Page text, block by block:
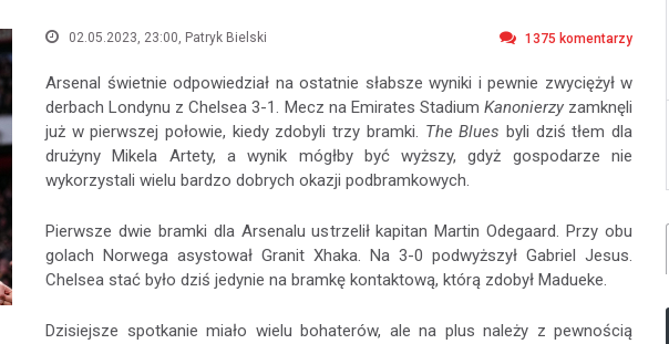
02.05.2023, 23:00, Patryk Bielski 1375 komentarzy
Arsenal świetnie odpowiedział na ostatnie słabsze wyniki i pewnie zwyciężył w
derbach Londynu z Chelsea 3-1. Mecz na Emirates Stadium Kanonierzyzamknęli
już w pierwszej połowie, kiedy zdobyli trzy bramki. The Blues byli dziś tłem dla
drużyny Mikela Artety, a wynik mógłby być wyższy, gdyż gospodarze nie
wykorzystali wielu bardzo dobrych okazji podbramkowych.
Pierwsze dwie bramki dla Arsenalu ustrzelił kapitan Martin Odegaard. Przy obu
golach Norwega asystował Granit Xhaka. Na 3-0 podwyższył Gabriel Jesus.
Chelsea stać było dziś jedynie na bramkę kontaktową, którą zdobył Madueke.
Dzisiejsze spotkanie miało wielu bohaterów, ale na plus należy z pewnością